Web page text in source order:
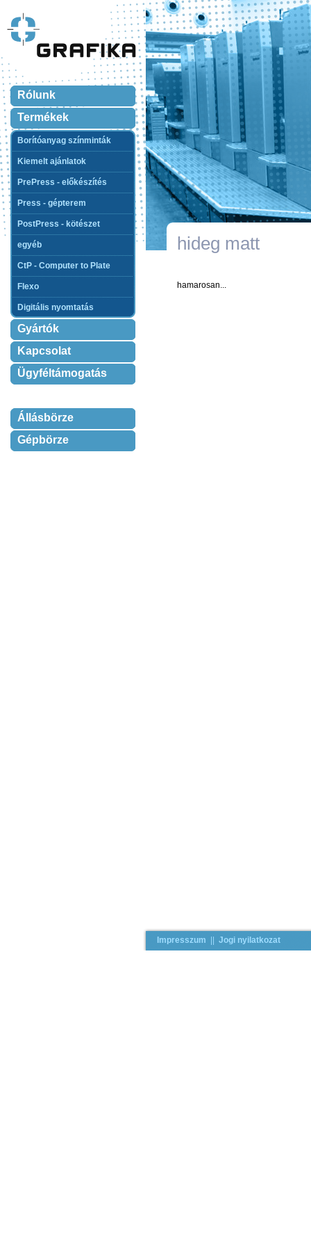
hideg matt
hamarosan...
Impresszum || Jogi nyilatkozat
Rólunk
Termékek
Borítóanyag színminták
Kiemelt ajánlatok
PrePress - előkészítés
Press - gépterem
PostPress - kötészet
egyéb
CtP - Computer to Plate
Flexo
Digitális nyomtatás
Gyártók
Kapcsolat
Ügyféltámogatás
Állásbörze
Gépbörze